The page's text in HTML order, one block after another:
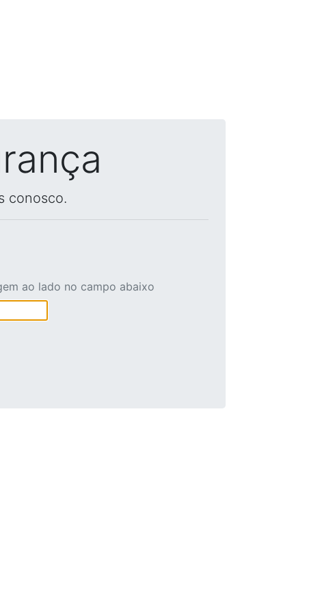
conosco.
ao lado no campo abaixo